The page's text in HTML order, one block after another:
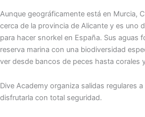
Aunque geográficamente está en Murcia,
cerca de la provincia de Alicante y es uno
para hacer snorkel en España. Sus aguas
reserva marina con una biodiversidad
ver desde bancos de peces hasta corales
Dive Academy organiza salidas regulares
disfrutarla con total seguridad.